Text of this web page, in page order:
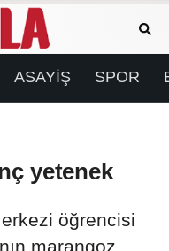
ASAYİŞ SPOR
yetenek
öğrencisi
marangoz